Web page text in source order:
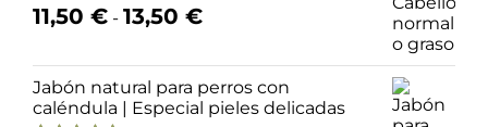
Valorado
con
11,50 € - 13,50 €Rango
11,50 €
hasta
Jabón natural para perros con
caléndula | Especial pieles delicadas